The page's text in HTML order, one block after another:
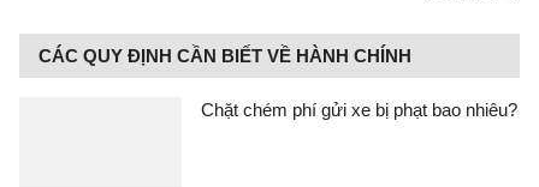
CÁC QUY ĐỊNH CẦN BIẾT VỀ HÀNH CHÍNH
Chặt chém phí gửi xe bị phạt bao nhiêu?